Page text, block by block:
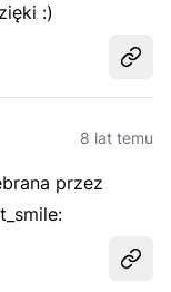
:)
8 lat temu
przez